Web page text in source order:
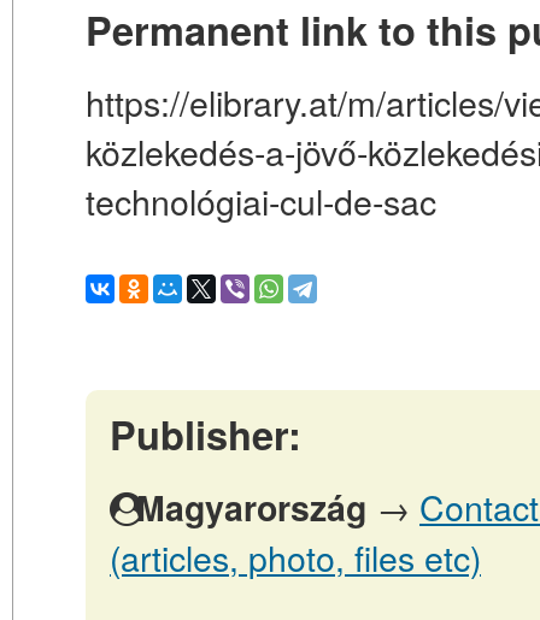
Permanent link to this
https://elibrary.at/m/articles/
közlekedés-a-jövő-
technológiai-cul-de-sac
Publisher:
Magyarország →
(articles, photo, files etc)